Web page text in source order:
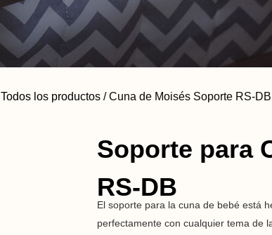
Todos los productos/ Cuna de Moisés Soporte RS-DB
Soporte para
RS-DB
El soporte para la cuna de bebé está
perfectamente con cualquier tema de